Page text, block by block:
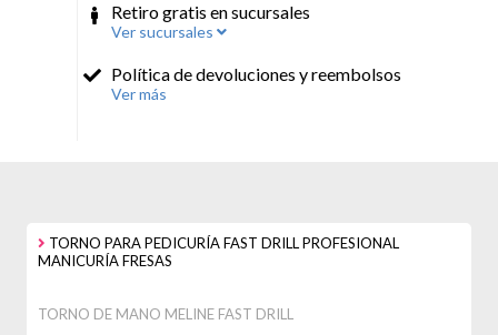
Retiro gratis en sucursales
Ver sucursales
Política de devoluciones y reembolsos
Ver más
TORNO PARA PEDICURÍA FAST DRILL PROFESIONAL
MANICURÍA FRESAS
TORNO DE MANO MELINE FAST DRILL